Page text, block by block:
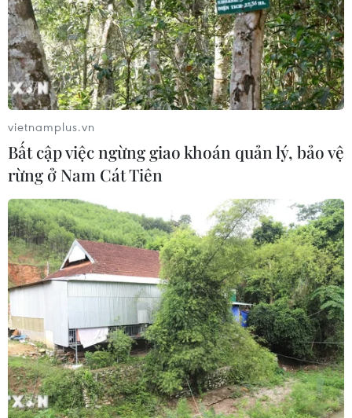
vietnamplus.vn
Bất cập việc ngừng giao khoán quản lý, bảo vệ
rừng ở Nam Cát Tiên